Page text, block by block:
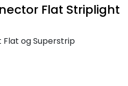
Flat Striplight
og Superstrip